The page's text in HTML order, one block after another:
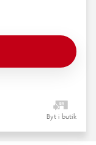
Byt i butik